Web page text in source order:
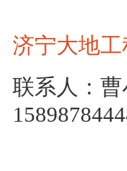
济宁大地
联系人：